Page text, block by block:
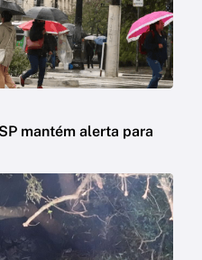
mantém alerta para